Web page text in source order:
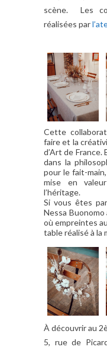
scène. Les
réalisées par
Cette
faire et la
d’Art de
dans la
pour le fait-
mise en
l’héritage.
Si vous êtes
Nessa
où empreintes
table réalisé à la
À découvrir au
5, rue de